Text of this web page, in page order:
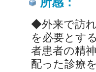
所感：
◆外来で訪
を必要とす
者患者の精
配った診療